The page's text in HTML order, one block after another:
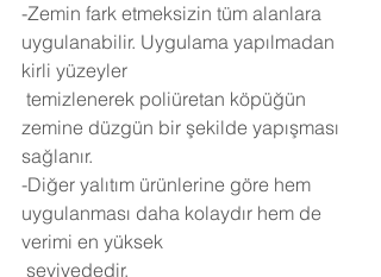
-Zemin fark etmeksizin tüm alanlara
uygulanabilir. Uygulama yapılmadan
kirli yüzeyler
zemine düzgün bir şekilde yapışması
sağlanır.
-Diğer yalıtım ürünlerine göre hem
uygulanması daha kolaydır hem de
verimi en yüksek
seviyededir.